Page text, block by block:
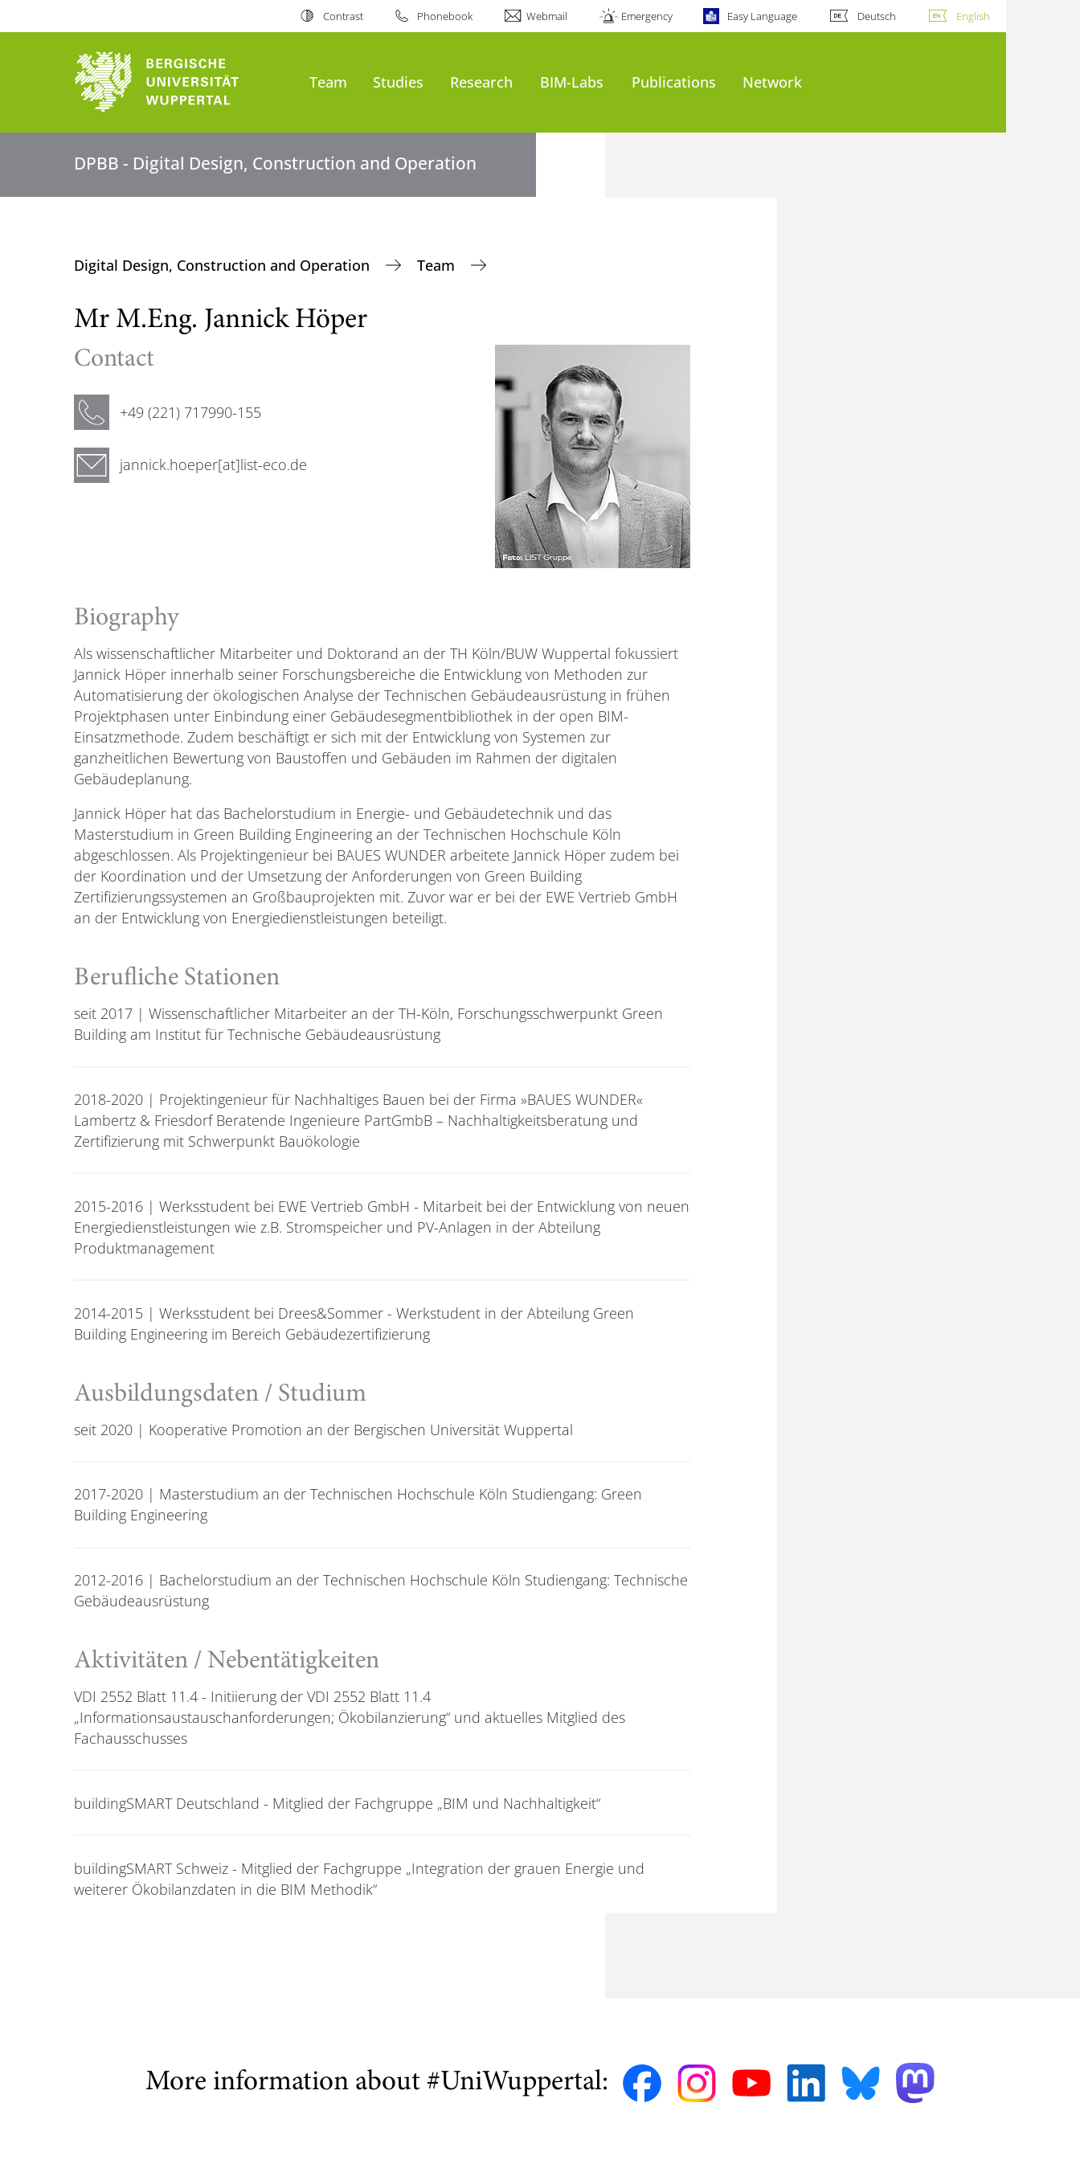
Contrast Phonebook Webmail Emergency Easy Language Deutsch English
Team Studies Research BIM-Labs Publications Network
DPBB - Digital Design, Construction and Operation
Digital Design, Construction and Operation Team
Mr M.Eng. Jannick Höper
Contact
+49 (221) 717990-155
jannick.hoeper[at]list-eco.de
Biography
Als wissenschaftlicher Mitarbeiter und Doktorand an der TH Köln/BUW Wuppertal fokussiert
Jannick Höper innerhalb seiner Forschungsbereiche die Entwicklung von Methoden zur
Automatisierung der ökologischen Analyse der Technischen Gebäudeausrüstung in frühen
Projektphasen unter Einbindung einer Gebäudesegmentbibliothek in der open BIM-
Einsatzmethode. Zudem beschäftigt er sich mit der Entwicklung von Systemen zur
ganzheitlichen Bewertung von Baustoffen und Gebäuden im Rahmen der digitalen
Gebäudeplanung.
Jannick Höper hat das Bachelorstudium in Energie- und Gebäudetechnik und das
Masterstudium in Green Building Engineering an der Technischen Hochschule Köln
abgeschlossen. Als Projektingenieur bei BAUES WUNDER arbeitete Jannick Höper zudem bei
der Koordination und der Umsetzung der Anforderungen von Green Building
Zertifizierungssystemen an Großbauprojekten mit. Zuvor war er bei der EWE Vertrieb GmbH
an der Entwicklung von Energiedienstleistungen beteiligt.
Berufliche Stationen
seit 2017 | Wissenschaftlicher Mitarbeiter an der TH-Köln, Forschungsschwerpunkt Green
Building am Institut für Technische Gebäudeausrüstung
2018-2020 | Projektingenieur für Nachhaltiges Bauen bei der Firma »BAUES WUNDER«
Lambertz & Friesdorf Beratende Ingenieure PartGmbB – Nachhaltigkeitsberatung und
Zertifizierung mit Schwerpunkt Bauökologie
2015-2016 | Werksstudent bei EWE Vertrieb GmbH - Mitarbeit bei der Entwicklung von neuen
Energiedienstleistungen wie z.B. Stromspeicher und PV-Anlagen in der Abteilung
Produktmanagement
2014-2015 | Werksstudent bei Drees&Sommer - Werkstudent in der Abteilung Green
Building Engineering im Bereich Gebäudezertifizierung
Ausbildungsdaten / Studium
seit 2020 | Kooperative Promotion an der Bergischen Universität Wuppertal
2017-2020 | Masterstudium an der Technischen Hochschule Köln Studiengang: Green
Building Engineering
2012-2016 | Bachelorstudium an der Technischen Hochschule Köln Studiengang: Technische
Gebäudeausrüstung
Aktivitäten / Nebentätigkeiten
VDI 2552 Blatt 11.4 - Initiierung der VDI 2552 Blatt 11.4
„Informationsaustauschanforderungen; Ökobilanzierung“ und aktuelles Mitglied des
Fachausschusses
buildingSMART Deutschland - Mitglied der Fachgruppe „BIM und Nachhaltigkeit“
buildingSMART Schweiz - Mitglied der Fachgruppe „Integration der grauen Energie und
weiterer Ökobilanzdaten in die BIM Methodik“
More information about #UniWuppertal: